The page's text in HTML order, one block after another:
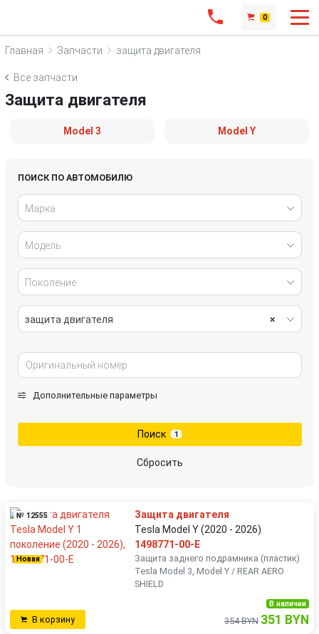
0
Главная Запчасти защита двигателя
Все запчасти
Защита двигателя
Model 3 Model Y
ПОИСК ПО АВТОМОБИЛЮ
Марка
Модель
Поколение
×
защита двигателя
Дополнительные параметры
Поиск 1
Сбросить
Новая
№ 12555
Защита двигателя
Tesla Model Y (2020 - 2026)
1498771-00-E
Защита заднего подрамника (пластик)
Tesla Model 3, Model Y / REAR AERO
SHIELD
В корзину
В наличии
354 BYN 351 BYN